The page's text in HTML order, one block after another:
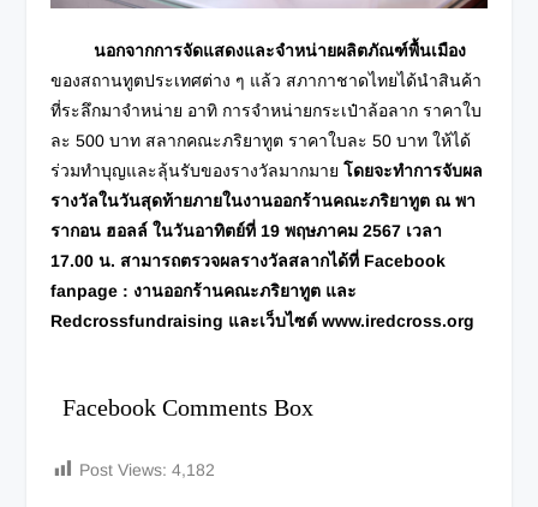
นอกจากการจัดแสดงและจำหน่ายผลิตภัณฑ์พื้นเมือง
ของสถานทูตประเทศต่าง ๆ แล้ว สภากาชาดไทยได้นำสินค้า
ที่ระลึกมาจำหน่าย อาทิ การจำหน่ายกระเป๋าล้อลาก ราคาใบ
ละ 500 บาท สลากคณะภริยาทูต ราคาใบละ 50 บาท ให้ได้
ร่วมทำบุญและลุ้นรับของรางวัลมากมายโดยจะทำการจับผล
รางวัลในวันสุดท้ายภายในงานออกร้านคณะภริยาทูต ณ พา
รากอน ฮอลล์ ในวันอาทิตย์ที่ 19 พฤษภาคม 2567 เวลา
17.00 น. สามารถตรวจผลรางวัลสลากได้ที่ Facebook
fanpage : งานออกร้านคณะภริยาทูต และ
Redcrossfundraising และเว็บไซต์www.iredcross.org
Facebook Comments Box
Post Views: 4,182